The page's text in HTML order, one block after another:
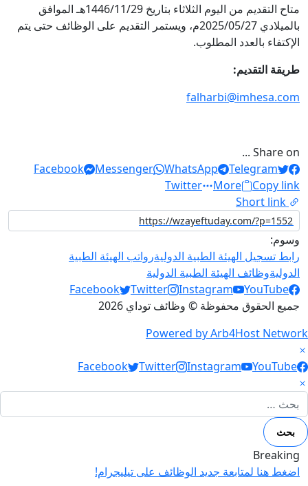
متاح التقديم من اليوم الثلاثاء بتاريخ 1446/11/29هـ الموافق
بالميلادي 2025/05/27م، ويستمر التقديم على الوظائف حتى يتم
الإكتفاء بالعدد المطلوب.
طريقة التقديم:
falharbi@imhesa.com
Share on ...
Facebook
Messenger WhatsApp
Telegram
Twitter
More
Copy link
Short link
وسوم:
رابط تسجيل الهيئة الطبية الدوليةرواتب الهيئة الطبية
الدوليةوظائف الهيئة الطبية الدولية
Social Links
Facebook Twitter Instagram
YouTube
جميع الحقوق محفوظة © وظائف توداي 2026
Powered by Arb4Host Network
Social Links
Facebook Twitter Instagram YouTube
البحث عن:
Breaking
اضغط هنا لمتابعة جديد الوظائف على تيليجرام!